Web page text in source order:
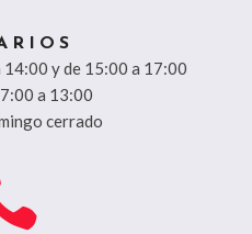
14:00 y de 15:00 a 17:00
a 13:00
cerrado